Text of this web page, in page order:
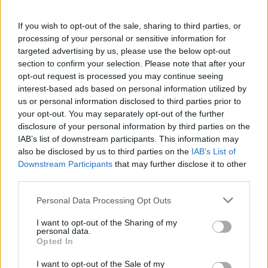
If you wish to opt-out of the sale, sharing to third parties, or
processing of your personal or sensitive information for
targeted advertising by us, please use the below opt-out
section to confirm your selection. Please note that after your
opt-out request is processed you may continue seeing
interest-based ads based on personal information utilized by
us or personal information disclosed to third parties prior to
your opt-out. You may separately opt-out of the further
disclosure of your personal information by third parties on the
IAB’s list of downstream participants. This information may
also be disclosed by us to third parties on the IAB’s List of
Downstream Participants that may further disclose it to other
Please note that this website/app uses one or more Google
not limited to your visit or usage behaviour. You may click to
grant or deny consent to Google and its third-party tags to
use your data for below specified purposes in below Google
consent section.
Personal Data Processing Opt Outs
I want to opt-out of the Sharing of my
personal data.
Opted In
I want to opt-out of the Sale of my
központjává válik Jászberény, ma indul a XXXIV. Csángó
Fesztivált....
JNSZ megyei hírek
2026.08.05. szol24.hu